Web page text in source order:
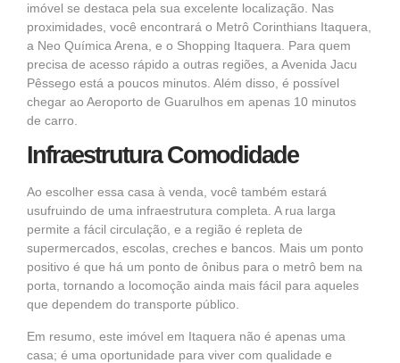
imóvel se destaca pela sua excelente localização. Nas
proximidades, você encontrará o Metrô Corinthians Itaquera,
a Neo Química Arena, e o Shopping Itaquera. Para quem
precisa de acesso rápido a outras regiões, a Avenida Jacu
Pêssego está a poucos minutos. Além disso, é possível
chegar ao Aeroporto de Guarulhos em apenas 10 minutos
de carro.
Infraestrutura Comodidade
Ao escolher essa casa à venda, você também estará
usufruindo de uma infraestrutura completa. A rua larga
permite a fácil circulação, e a região é repleta de
supermercados, escolas, creches e bancos. Mais um ponto
positivo é que há um ponto de ônibus para o metrô bem na
porta, tornando a locomoção ainda mais fácil para aqueles
que dependem do transporte público.
Em resumo, este imóvel em Itaquera não é apenas uma
casa; é uma oportunidade para viver com qualidade e